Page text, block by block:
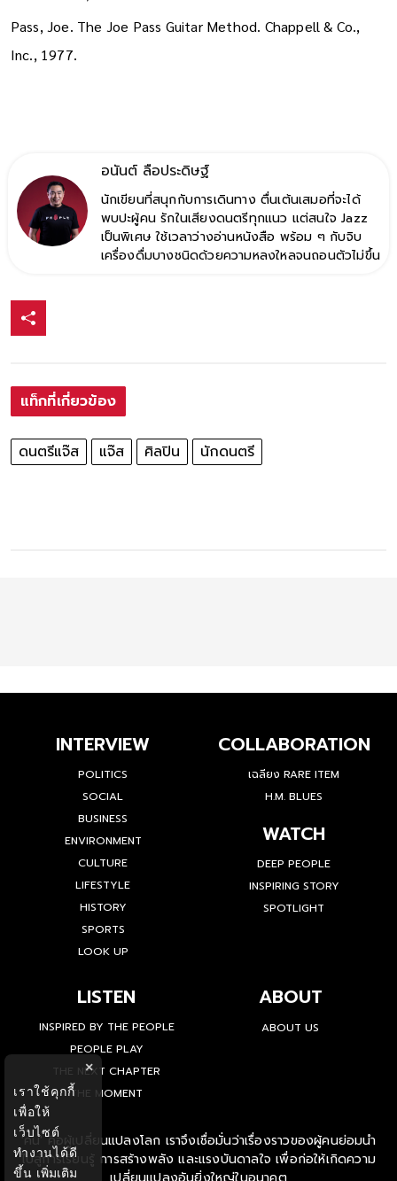
Pass, Joe. The Joe Pass Guitar Method. Chappell & Co.,
อนันต์ ลือประดิษฐ์
นักเขียนที่สนุกกับการเดินทาง ตื่นเต้นเสมอที่จะได้
พบปะผู้คน รักในเสียงดนตรีทุกแนว แต่สนใจ Jazz
เป็นพิเศษ ใช้เวลาว่างอ่านหนังสือ พร้อม ๆ กับจิบ
INTERVIEW
POLITICS
SOCIAL
BUSINESS
ENVIRONMENT
CULTURE
LIFESTYLE
HISTORY
SPORTS
COLLABORATION
เฉลียง RARE ITEM
WATCH
DEEP PEOPLE
INSPIRING STORY
LISTEN
INSPIRED BY THE PEOPLE
PEOPLE PLAY
THE NEXT CHAPTER
ABOUT
'คน' คือผู้เปลี่ยนแปลงโลก เราจึงเชื่อมั่นว่าเรื่องราวของผู้คนย่อมนำ
×
เราใช้คุกกี้
เพื่อให้
เว็บไซต์
ทำงานได้ดี
ขึ้น เพิ่มเติม